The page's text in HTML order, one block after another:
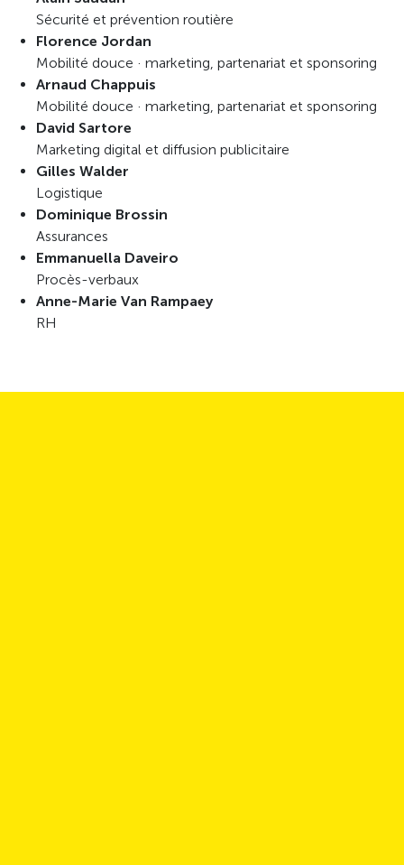
Sécurité et prévention routière
Florence Jordan
Mobilité douce · marketing, partenariat et sponsoring
Arnaud Chappuis
Mobilité douce · marketing, partenariat et sponsoring
David Sartore
Marketing digital et diffusion publicitaire
Gilles Walder
Logistique
Dominique Brossin
Assurances
Emmanuella Daveiro
Procès-verbaux
Anne-Marie Van Rampaey
RH